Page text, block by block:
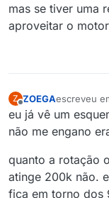
mas se tiver uma
aproveitar o
Z
Offline
ZOEGAescreveu
última
eu já vê um
não me engano
quanto a rotação
atinge 200k não.
fica em torno dos